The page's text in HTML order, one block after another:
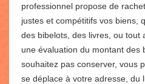
professionnel propose de
justes et compétitifs vos biens,
des bibelots, des livres, ou tout
une évaluation du montant des
souhaitez pas conserver, vous
se déplace à votre adresse, du